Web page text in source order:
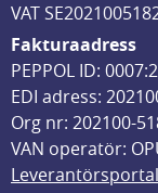
VAT
Fakturaadress
PEPPOL ID:
EDI adress:
Org nr: 202100-
VAN operatör: